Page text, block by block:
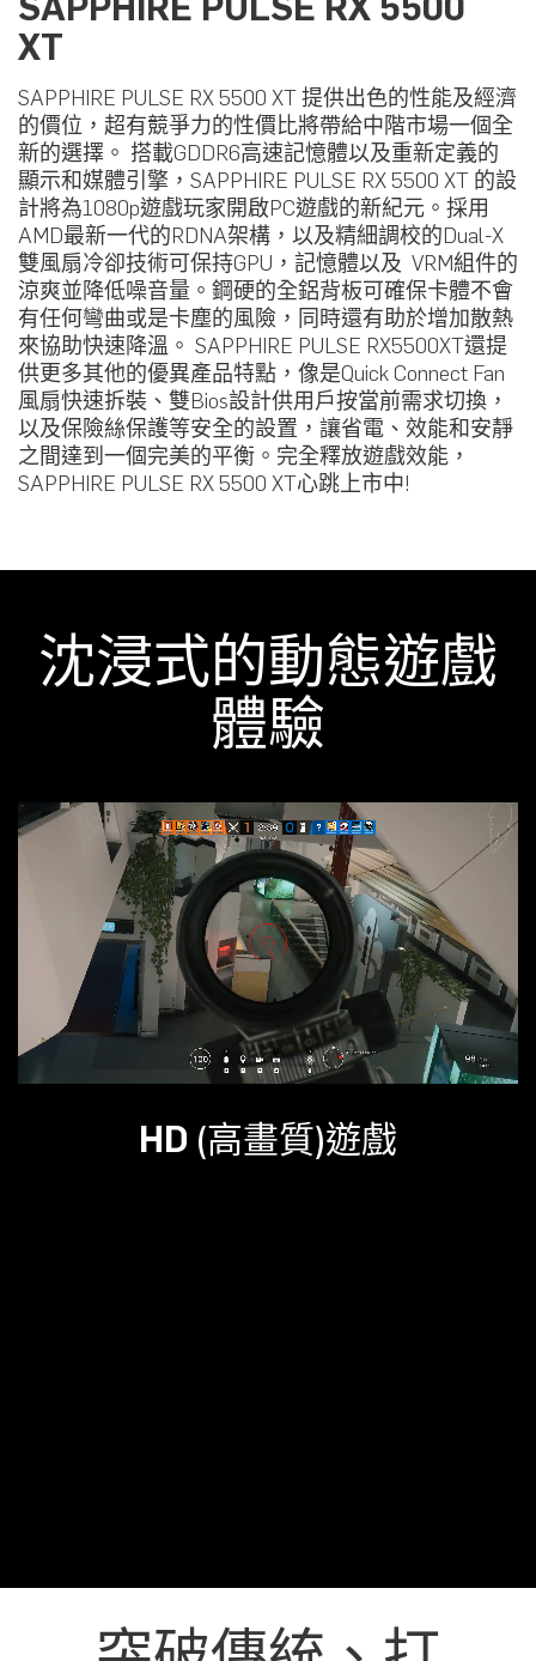
XT
SAPPHIRE PULSE RX 5500 XT 提供出色的性能及經濟
的價位，超有競爭力的性價比將帶給中階市場一個全
新的選擇。 搭載GDDR6高速記憶體以及重新定義的
顯示和媒體引擎，SAPPHIRE PULSE RX 5500 XT 的設
計將為1080p遊戲玩家開啟PC遊戲的新紀元。採用
AMD最新一代的RDNA架構，以及精細調校的Dual-X
雙風扇冷卻技術可保持GPU，記憶體以及 VRM組件的
涼爽並降低噪音量。鋼硬的全鋁背板可確保卡體不會
有任何彎曲或是卡塵的風險，同時還有助於增加散熱
來協助快速降溫。 SAPPHIRE PULSE RX5500XT還提
供更多其他的優異產品特點，像是Quick Connect Fan
風扇快速拆裝、雙Bios設計供用戶按當前需求切換，
以及保險絲保護等安全的設置，讓省電、效能和安靜
之間達到一個完美的平衡。完全釋放遊戲效能，
SAPPHIRE PULSE RX 5500 XT心跳上市中!
沈浸式的動態遊戲
體驗
HD (高畫質)遊戲